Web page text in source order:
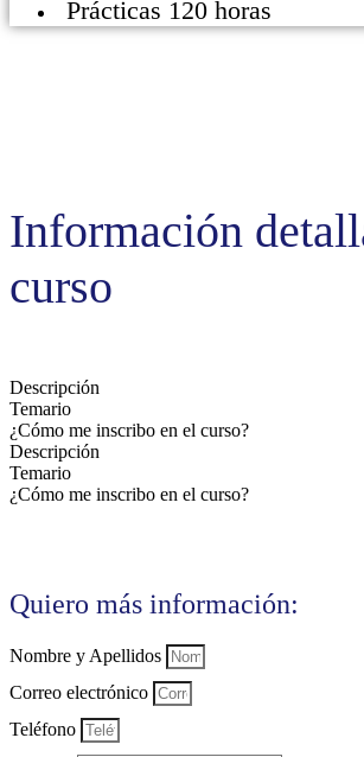
Prácticas 120 horas
Información
curso
Descripción
Temario
¿Cómo me inscribo en el curso?
Descripción
Temario
¿Cómo me inscribo en el curso?
Quiero más información:
Nombre y Apellidos
Correo electrónico
Teléfono